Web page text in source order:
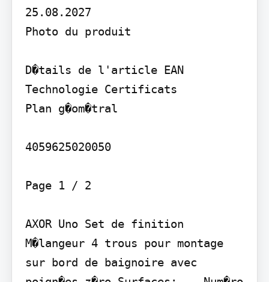
25.08.2027
Photo du produit
D�tails de l'article EAN
Technologie Certificats
Plan g�om�tral
4059625020050
Page 1 / 2
AXOR Uno Set de finition
M�langeur 4 trous pour montage
sur bord de baignoire avec